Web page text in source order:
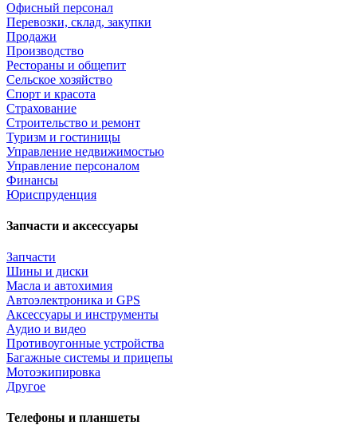
Офисный персонал
Перевозки, склад, закупки
Продажи
Производство
Рестораны и общепит
Сельское хозяйство
Спорт и красота
Страхование
Строительство и ремонт
Туризм и гостиницы
Управление недвижимостью
Управление персоналом
Финансы
Юриспруденция
Запчасти и аксессуары
Запчасти
Шины и диски
Масла и автохимия
Автоэлектроника и GPS
Аксессуары и инструменты
Аудио и видео
Противоугонные устройства
Багажные системы и прицепы
Мотоэкипировка
Другое
Телефоны и планшеты